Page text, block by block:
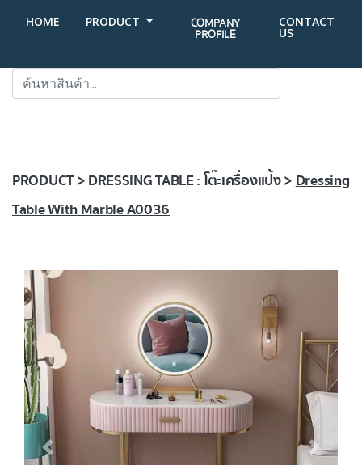
HOME PRODUCT COMPANY
PROFILE
CONTACT
US
PRODUCT > DRESSING TABLE : โต๊ะเครื่องแป้ง >Dressing
Table With Marble A0036